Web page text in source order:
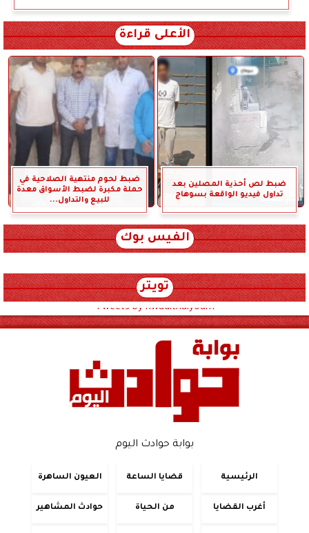
الأعلى قراءة
ضبط لص أحذية المصلين بعد
تداول فيديو الواقعة بسوهاج
ضبط لحوم منتهية الصلاحية في
حملة مكبرة لضبط الأسواق معدة
للبيع والتداول...
الفيس بوك
تويتر
Tweets by hwadithalyoum
بوابة حوادث اليوم
الرئيسية قضايا الساعة العيون الساهرة
أغرب القضايا من الحياة حوادث المشاهير